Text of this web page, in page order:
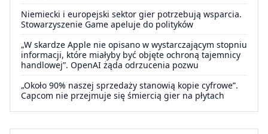
Niemiecki i europejski sektor gier potrzebują wsparcia.
Stowarzyszenie Game apeluje do polityków
„W skardze Apple nie opisano w wystarczającym stopniu
informacji, które miałyby być objęte ochroną tajemnicy
handlowej”. OpenAI żąda odrzucenia pozwu
„Około 90% naszej sprzedaży stanowią kopie cyfrowe”.
Capcom nie przejmuje się śmiercią gier na płytach